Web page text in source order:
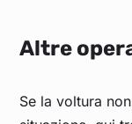
Altre
Se la voltura